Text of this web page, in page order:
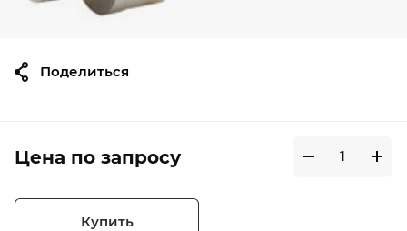
Цена по запросу
Купить
Поделиться